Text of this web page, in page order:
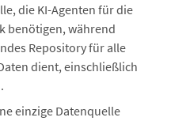
die KI-Agenten für die
benötigen, während
Repository für alle
dient, einschließlich
einzige Datenquelle